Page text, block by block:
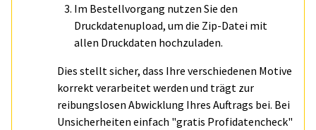
Im Bestellvorgang nutzen Sie den
Druckdatenupload, um die Zip-Datei mit
allen Druckdaten hochzuladen.
Dies stellt sicher, dass Ihre verschiedenen Motive
korrekt verarbeitet werden und trägt zur
reibungslosen Abwicklung Ihres Auftrags bei. Bei
Unsicherheiten einfach "gratis Profidatencheck"